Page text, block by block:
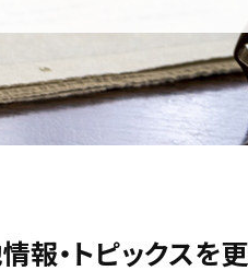
報・トピックスを